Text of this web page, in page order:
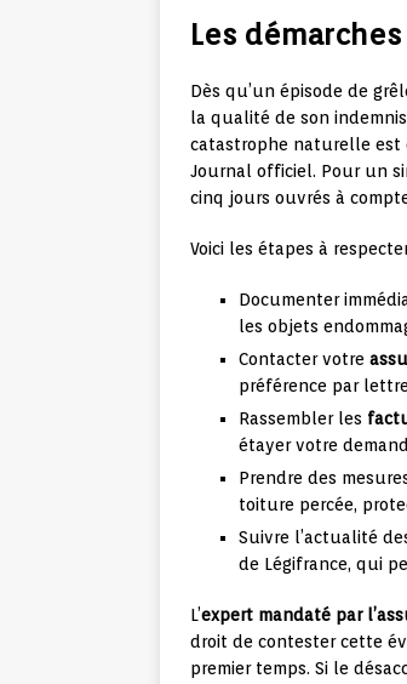
Les
Dès qu’un épisode de
la qualité de son
catastrophe naturelle est
Journal officiel. Pour un
cinq jours ouvrés à
Voici les étapes à
Documenter
les objets
Contacter votre
préférence par
Rassembler les
étayer votre
Prendre des
toiture percée,
Suivre l’actualité
de Légifrance, qui
L’expert mandaté par
droit de contester cette
premier temps. Si le